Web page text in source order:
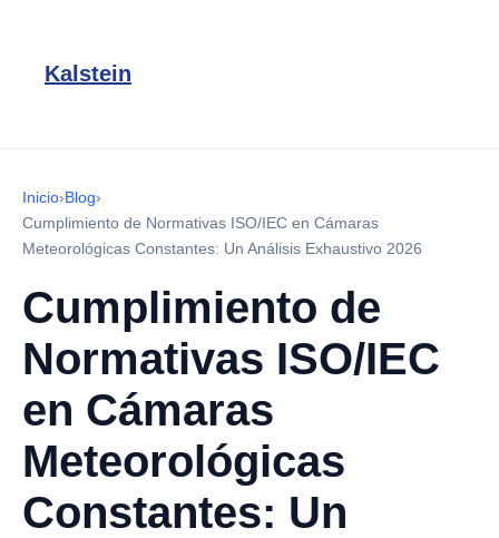
Kalstein
Inicio›Blog›
Cumplimiento de Normativas ISO/IEC en Cámaras
Meteorológicas Constantes: Un Análisis Exhaustivo 2026
Cumplimiento de
Normativas ISO/IEC
en Cámaras
Meteorológicas
Constantes: Un